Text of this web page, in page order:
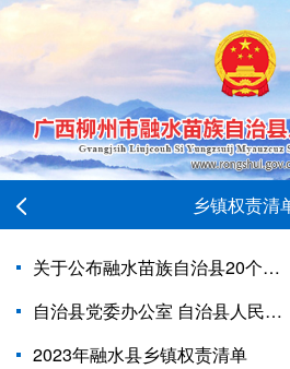
乡镇权责清
关于公布融水苗族自治县20个乡镇履行职责事项清单的公告
自治县党委办公室 自治县人民政府办公室关于印发《广西壮族自治区融水苗族自治县 融水镇权责清单》的通知
2023年融水县乡镇权责清单